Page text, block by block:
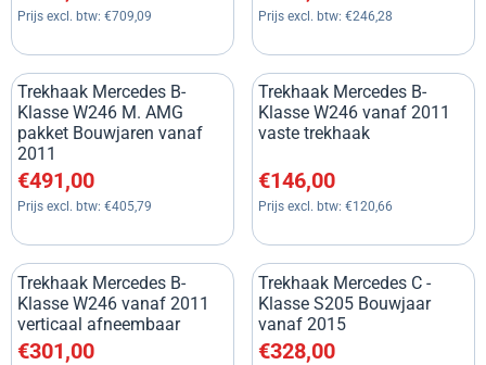
Prijs excl. btw: €709,09 Prijs excl. btw: €246,28
Trekhaak Mercedes B-
Klasse W246 M. AMG
pakket Bouwjaren vanaf
2011
Prijs: 491,00, exclusief btw: 405,79
€491,00
Prijs excl. btw: €405,79
Trekhaak Mercedes B-
Klasse W246 vanaf 2011
vaste trekhaak
Prijs: 146,00, exclusief btw:
€146,00
Prijs excl. btw: €120,66
Trekhaak Mercedes B-
Klasse W246 vanaf 2011
verticaal afneembaar
Prijs: 301,00, exclusief btw: 248,76
€301,00
Trekhaak Mercedes C -
Klasse S205 Bouwjaar
vanaf 2015
Prijs: 328,00, exclusief btw:
€328,00